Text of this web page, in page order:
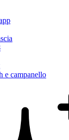
e campanello